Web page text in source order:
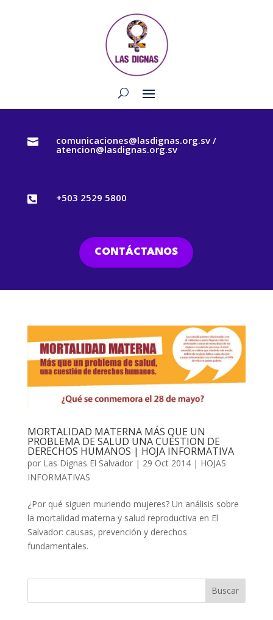
 comunicaciones@lasdignas.org.sv /
atencion@lasdignas.org.sv
 +503 2529 5800
CONTÁCTANOS
MORTALIDAD MATERNA MÁS QUE UN
PROBLEMA DE SALUD UNA CUESTION DE
DERECHOS HUMANOS | HOJA INFORMATIVA
por Las Dignas El Salvador| 29 Oct 2014| HOJAS
INFORMATIVAS
¿Por qué siguen muriendo mujeres? Un análisis sobre
la mortalidad materna y salud reproductiva en El
Salvador: causas, prevención y derechos
fundamentales.